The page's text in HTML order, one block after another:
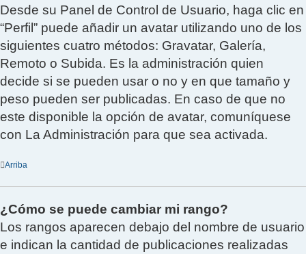
Desde su Panel de Control de Usuario, haga clic en
“Perfil” puede añadir un avatar utilizando uno de los
siguientes cuatro métodos: Gravatar, Galería,
Remoto o Subida. Es la administración quien
decide si se pueden usar o no y en que tamaño y
peso pueden ser publicadas. En caso de que no
este disponible la opción de avatar, comuníquese
con La Administración para que sea activada.
Arriba
¿Cómo se puede cambiar mi rango?
Los rangos aparecen debajo del nombre de usuario
e indican la cantidad de publicaciones realizadas